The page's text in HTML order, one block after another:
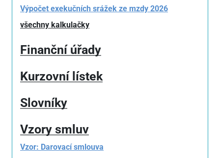
Výpočet exekučních srážek ze mzdy 2026
všechny kalkulačky
Finanční úřady
Kurzovní lístek
Slovníky
Vzory smluv
Vzor: Darovací smlouva